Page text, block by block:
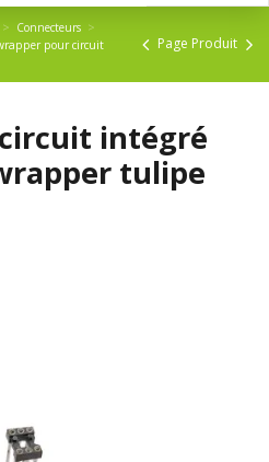
Connecteurs
pour circuit
Page Produit
intégré
tulipe